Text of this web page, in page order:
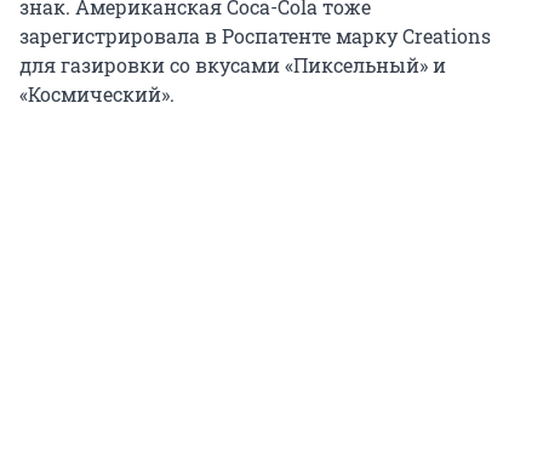
знак. Американская Coca-Cola тоже
зарегистрировала в Роспатенте марку Creations
для газировки со вкусами «Пиксельный» и
«Космический».